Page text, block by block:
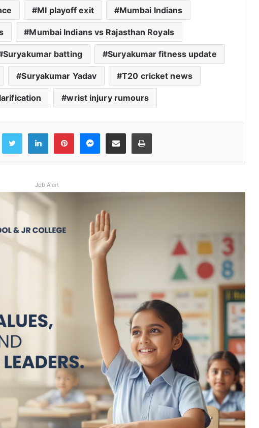
MI playoff exit Mumbai Indians
Mumbai Indians vs Rajasthan Royals
Suryakumar batting Suryakumar fitness update
Suryakumar Yadav T20 cricket news
wrist injury rumours
TwitterLinkedInPinterestMessenger
Share via EmailPrint
Job Alert